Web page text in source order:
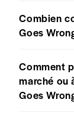
Combien
Goes
Comment
marché ou
Goes